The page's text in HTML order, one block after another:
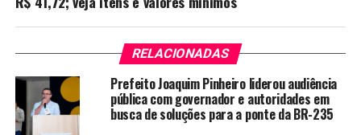
RELACIONADAS
Prefeito Joaquim Pinheiro liderou audiência
pública com governador e autoridades em
busca de soluções para a ponte da BR-235